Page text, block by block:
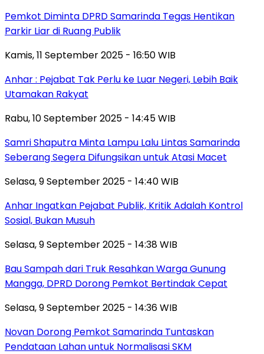
Pemkot Diminta DPRD Samarinda Tegas Hentikan
Parkir Liar di Ruang Publik
Kamis, 11 September 2025 - 16:50 WIB
Anhar : Pejabat Tak Perlu ke Luar Negeri, Lebih Baik
Utamakan Rakyat
Rabu, 10 September 2025 - 14:45 WIB
Samri Shaputra Minta Lampu Lalu Lintas Samarinda
Seberang Segera Difungsikan untuk Atasi Macet
Selasa, 9 September 2025 - 14:40 WIB
Anhar Ingatkan Pejabat Publik, Kritik Adalah Kontrol
Sosial, Bukan Musuh
Selasa, 9 September 2025 - 14:38 WIB
Bau Sampah dari Truk Resahkan Warga Gunung
Mangga, DPRD Dorong Pemkot Bertindak Cepat
Selasa, 9 September 2025 - 14:36 WIB
Novan Dorong Pemkot Samarinda Tuntaskan
Pendataan Lahan untuk Normalisasi SKM